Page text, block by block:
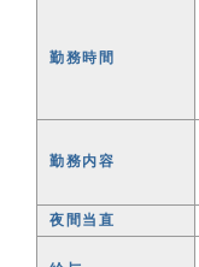
勤務時間
勤務内容
夜間当直